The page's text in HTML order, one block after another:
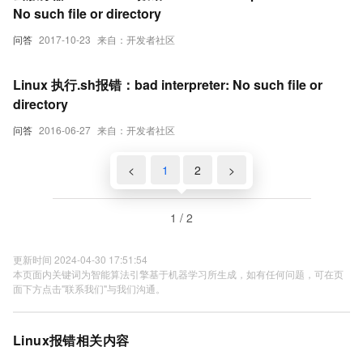
问答 2017-10-23 来自：开发者社区
No such file or directory
问答 2016-06-27 来自：开发者社区
Linux 执行.sh报错：bad interpreter: No such file or
directory
< 1 2 >
1 / 2
更新时间 2024-04-30 17:51:54
本页面内关键词为智能算法引擎基于机器学习所生成，如有任何问题，可在页
面下方点击"联系我们"与我们沟通。
Linux报错相关内容